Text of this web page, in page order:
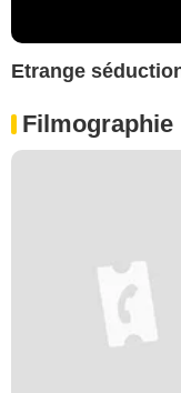
Etrange
Filmographie